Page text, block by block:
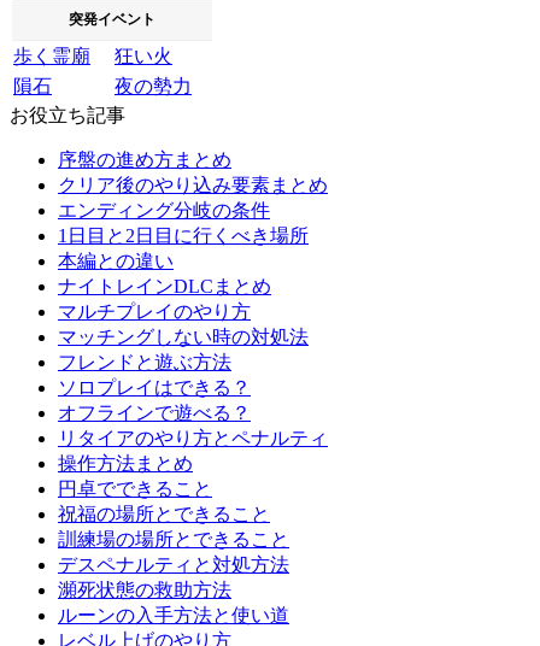
突発イベント
歩く霊廟
狂い火
隕石
夜の勢力
お役立ち記事
序盤の進め方まとめ
クリア後のやり込み要素まとめ
エンディング分岐の条件
1日目と2日目に行くべき場所
本編との違い
ナイトレインDLCまとめ
マルチプレイのやり方
マッチングしない時の対処法
フレンドと遊ぶ方法
ソロプレイはできる？
オフラインで遊べる？
リタイアのやり方とペナルティ
操作方法まとめ
円卓でできること
祝福の場所とできること
訓練場の場所とできること
デスペナルティと対処方法
瀕死状態の救助方法
ルーンの入手方法と使い道
レベル上げのやり方